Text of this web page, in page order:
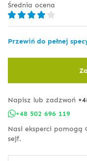
Średnia ocena
Przewiń do pełnej
Napisz lub zadzwoń
+48 502 696 119
Nasi eksperci pomogą
sejf.